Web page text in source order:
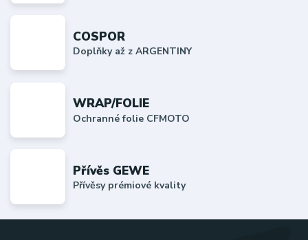
COSPOR
Doplňky až z ARGENTINY
WRAP/FOLIE
Ochranné folie CFMOTO
Přívěs GEWE
Přívěsy prémiové kvality